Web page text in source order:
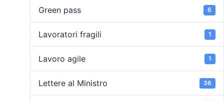
Green pass 6
Lavoratori fragili 1
Lavoro agile 1
Lettere al Ministro 36